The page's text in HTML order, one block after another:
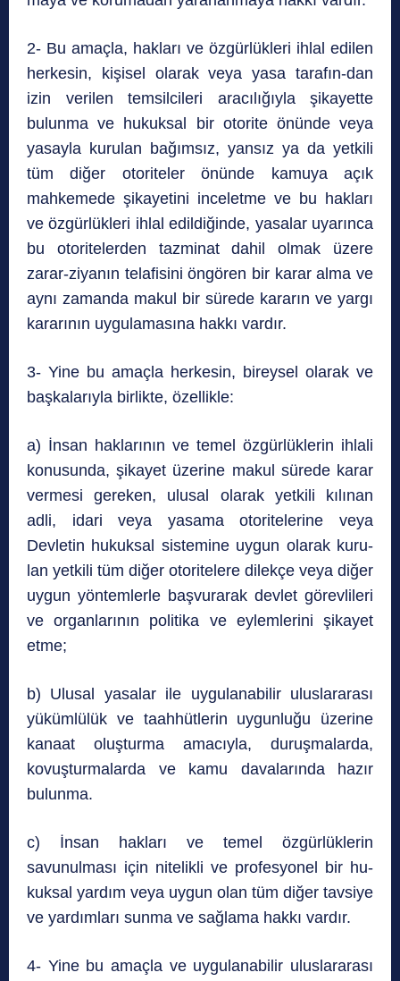
2- Bu amaçla, hakları ve özgürlükleri ihlal edilen
herkesin, kişisel olarak veya yasa tarafın-dan
izin verilen temsilcileri aracılığıyla şikayette
bulunma ve hukuksal bir otorite önünde veya
yasayla kurulan bağımsız, yansız ya da yetkili
tüm diğer otoriteler önünde kamuya açık
mahkemede şikayetini inceletme ve bu hakları
ve özgürlükleri ihlal edildiğinde, yasalar uyarınca
bu otoritelerden tazminat dahil olmak üzere
zarar-ziyanın telafisini öngören bir karar alma ve
aynı zamanda makul bir sürede kararın ve yargı
kararının uygulamasına hakkı vardır.
3- Yine bu amaçla herkesin, bireysel olarak ve
başkalarıyla birlikte, özellikle:
a) İnsan haklarının ve temel özgürlüklerin ihlali
konusunda, şikayet üzerine makul sürede karar
vermesi gereken, ulusal olarak yetkili kılınan
adli, idari veya yasama otoritelerine veya
Devletin hukuksal sistemine uygun olarak kuru-
lan yetkili tüm diğer otoritelere dilekçe veya diğer
uygun yöntemlerle başvurarak devlet görevlileri
ve organlarının politika ve eylemlerini şikayet
etme;
b) Ulusal yasalar ile uygulanabilir uluslararası
yükümlülük ve taahhütlerin uygunluğu üzerine
kanaat oluşturma amacıyla, duruşmalarda,
kovuşturmalarda ve kamu davalarında hazır
bulunma.
c) İnsan hakları ve temel özgürlüklerin
savunulması için nitelikli ve profesyonel bir hu-
kuksal yardım veya uygun olan tüm diğer tavsiye
ve yardımları sunma ve sağlama hakkı vardır.
4- Yine bu amaçla ve uygulanabilir uluslararası